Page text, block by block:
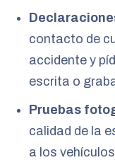
contacto de
accidente y
escrita o
Pruebas
calidad de la
a los